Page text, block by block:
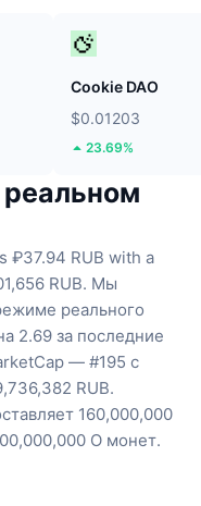
Cookie DAO
$0.01203
23.69%
₽37.94 RUB with a
RUB. Мы
реального
2.69 за последние
— #195 с
RUB.
160,000,000
O монет.